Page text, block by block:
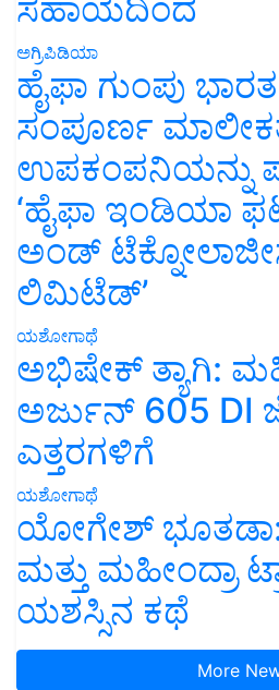
ಸಹಾಯದಿಂದ
ಅಗ್ರಿಪಿಡಿಯಾ
ಹೈಫಾ ಗುಂಪು
ಸಂಪೂರ್ಣ
ಉಪಕಂಪನಿಯನ್ನು
‘ಹೈಫಾ ಇಂಡಿಯಾ
ಅಂಡ್
ಲಿಮಿಟೆಡ್’
ಯಶೋಗಾಥೆ
ಅಭಿಷೇಕ್ ತ್ಯಾಗಿ:
ಅರ್ಜುನ್ 605 DI
ಎತ್ತರಗಳಿಗೆ
ಯಶೋಗಾಥೆ
ಯೋಗೇಶ್
ಮತ್ತು ಮಹೀಂದ್ರಾ
ಯಶಸ್ಸಿನ ಕಥೆ
More